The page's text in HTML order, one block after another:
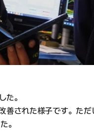
た。
された様子です。ただ
。